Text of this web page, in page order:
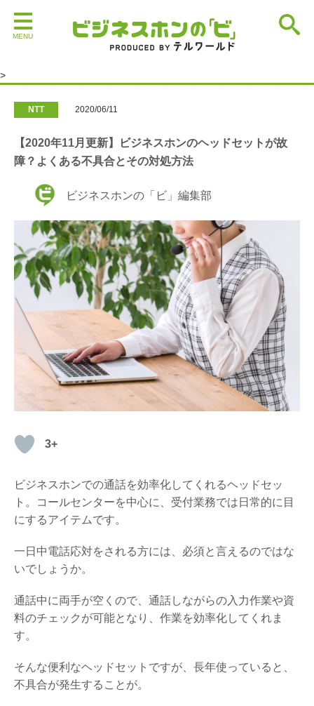
>
NTT 2020/06/11
【2020年11月更新】ビジネスホンのヘッドセットが故
障？よくある不具合とその対処方法
ビジネスホンの「ビ」編集部
3+
ビジネスホンでの通話を効率化してくれるヘッドセッ
ト。コールセンターを中心に、受付業務では日常的に目
にするアイテムです。
一日中電話応対をされる方には、必須と言えるのではな
いでしょうか。
通話中に両手が空くので、通話しながらの入力作業や資
料のチェックが可能となり、作業を効率化してくれま
す。
そんな便利なヘッドセットですが、長年使っていると、
不具合が発生することが。